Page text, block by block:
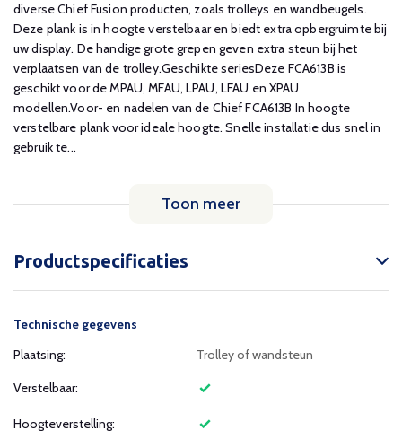
diverse Chief Fusion producten, zoals trolleys en wandbeugels.
Deze plank is in hoogte verstelbaar en biedt extra opbergruimte bij
uw display. De handige grote grepen geven extra steun bij het
verplaatsen van de trolley.Geschikte seriesDeze FCA613B is
geschikt voor de MPAU, MFAU, LPAU, LFAU en XPAU
modellen.Voor- en nadelen van de Chief FCA613B In hoogte
verstelbare plank voor ideale hoogte. Snelle installatie dus snel in
gebruik te...
Toon meer
Productspecificaties
Technische gegevens
Plaatsing:
Trolley of wandsteun
Verstelbaar:
Hoogteverstelling: